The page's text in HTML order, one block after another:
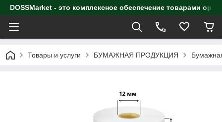
DOSSMarket - это комплексное обеспечение товарами
Товары и услуги БУМАЖНАЯ ПРОДУКЦИЯ